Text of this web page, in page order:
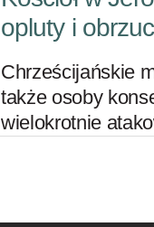
opluty i
Chrześcijańskie
także osoby
wielokrotnie